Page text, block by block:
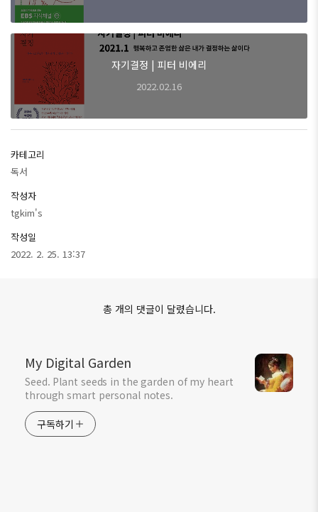
자기결정 | 피터 비에리
2022.02.16
카테고리
독서
작성자
tgkim's
작성일
2022. 2. 25. 13:37
총 개의 댓글이 달렸습니다.
My Digital Garden
Seed. Plant seeds in the garden of my heart
through smart personal notes.
구독하기